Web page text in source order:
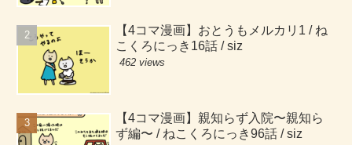
【4コマ漫画】おとうもメルカリ1 / ね
こくろにっき16話 / siz
462 views
【4コマ漫画】親知らず入院〜親知ら
ず編〜 / ねこくろにっき96話 / siz